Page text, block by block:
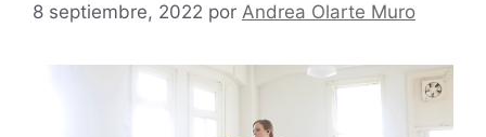
8 septiembre, 2022 por Andrea Olarte Muro